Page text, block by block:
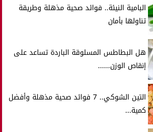
البامية النيئة.. فوائد صحية مذهلة وطريقة
تناولها بأمان
هل البطاطس المسلوقة الباردة تساعد على
إنقاص الوزن......
التين الشوكي.. 7 فوائد صحية مذهلة وأفضل
كمية...